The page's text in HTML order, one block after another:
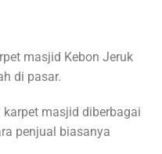
masjid Kebon Jeruk
di pasar.
masjid diberbagai
penjual biasanya